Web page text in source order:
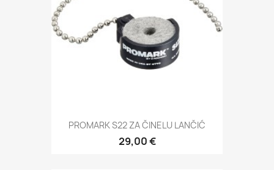
PROMARK S22 ZA ČINELU LANČIĆ
29,00 €